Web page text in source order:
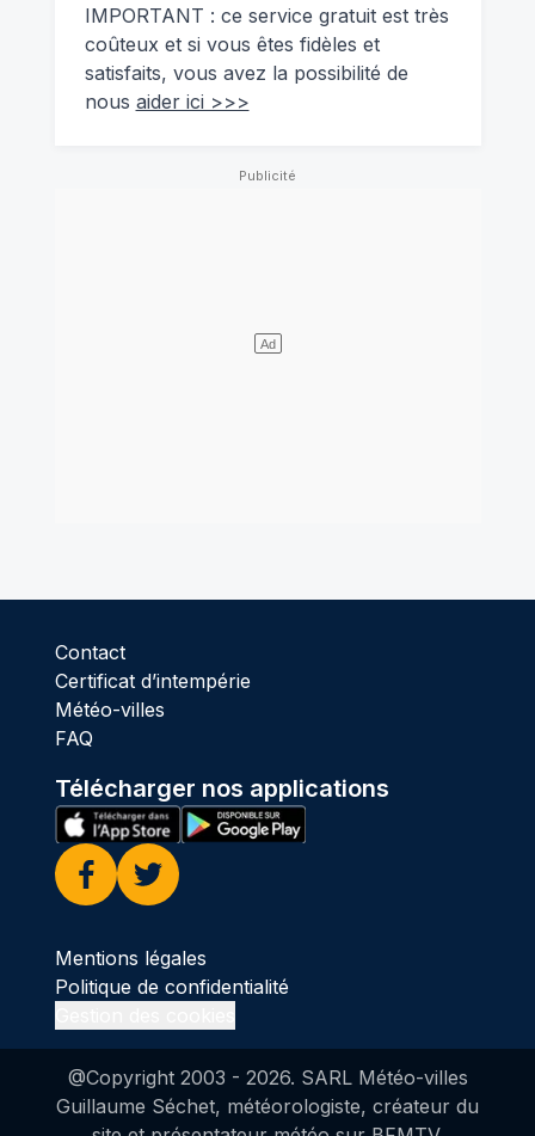
IMPORTANT : ce service gratuit est très
coûteux et si vous êtes fidèles et
satisfaits, vous avez la possibilité de
nous aider ici >>>
Contact
Certificat d’intempérie
Météo-villes
FAQ
Télécharger nos applications
Facebook
Twitter
Mentions légales
Politique de confidentialité
@Copyright 2003 - 2026. SARL Météo-villes
Guillaume Séchet, météorologiste, créateur du